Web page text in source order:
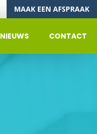
MAAK EEN AFSPRAAK
NIEUWS CONTACT